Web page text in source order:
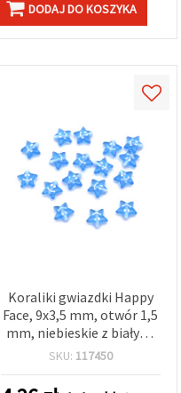
DODAJ DO KOSZYKA
Koraliki gwiazdki Happy
Face, 9x3,5 mm, otwór 1,5
mm, niebieskie z białym,
20 g (~150 szt.)
SKU: 117450